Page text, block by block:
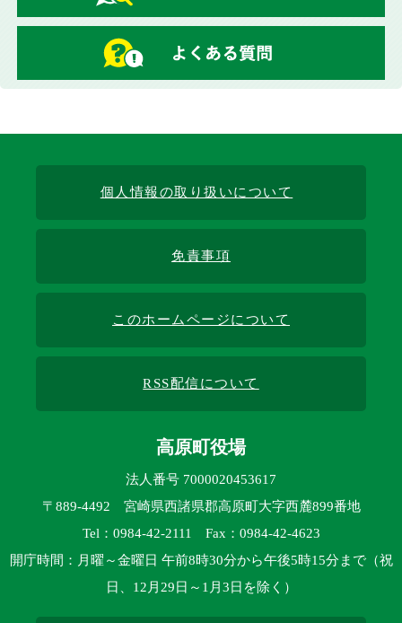
個人情報の取り扱いについて
免責事項
このホームページについて
RSS配信について
高原町役場
法人番号 7000020453617
〒889-4492 宮崎県西諸県郡高原町大字西麓899番地
Tel：0984-42-2111 Fax：0984-42-4623
開庁時間：月曜～金曜日 午前8時30分から午後5時15分まで（祝
日、12月29日～1月3日を除く）